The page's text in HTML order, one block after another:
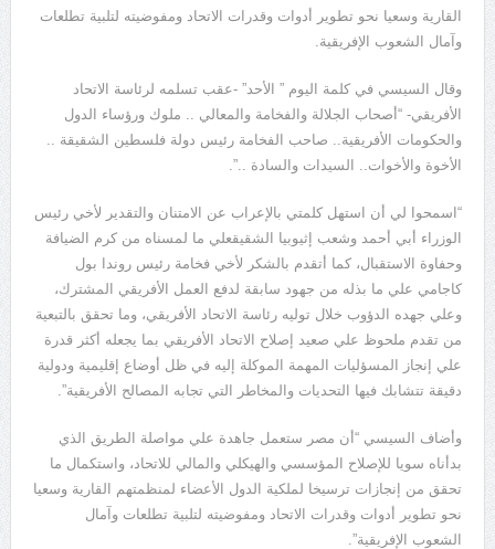
القارية وسعيا نحو تطوير أدوات وقدرات الاتحاد ومفوضيته لتلبية تطلعات
وآمال الشعوب الإفريقية.
وقال السيسي في كلمة اليوم ” الأحد” -عقب تسلمه لرئاسة الاتحاد
الأفريقي- “أصحاب الجلالة والفخامة والمعالي .. ملوك ورؤساء الدول
والحكومات الأفريقية.. صاحب الفخامة رئيس دولة فلسطين الشقيقة ..
الأخوة والأخوات.. السيدات والسادة ..”.
“اسمحوا لي أن استهل كلمتي بالإعراب عن الامتنان والتقدير لأخي رئيس
الوزراء أبي أحمد وشعب إثيوبيا الشقيقعلي ما لمسناه من كرم الضيافة
وحفاوة الاستقبال، كما أتقدم بالشكر لأخي فخامة رئيس روندا بول
كاجامي علي ما بذله من جهود سابقة لدفع العمل الأفريقي المشترك،
وعلي جهده الدؤوب خلال توليه رئاسة الاتحاد الأفريقي، وما تحقق بالتبعية
من تقدم ملحوظ علي صعيد إصلاح الاتحاد الأفريقي بما يجعله أكثر قدرة
علي إنجاز المسؤليات المهمة الموكلة إليه في ظل أوضاع إقليمية ودولية
دقيقة تتشابك فيها التحديات والمخاطر التي تجابه المصالح الأفريقية”.
وأضاف السيسي “أن مصر ستعمل جاهدة علي مواصلة الطريق الذي
بدأناه سويا للإصلاح المؤسسي والهيكلي والمالي للاتحاد، واستكمال ما
تحقق من إنجازات ترسيخا لملكية الدول الأعضاء لمنظمتهم القارية وسعيا
نحو تطوير أدوات وقدرات الاتحاد ومفوضيته لتلبية تطلعات وآمال
الشعوب الإفريقية”.